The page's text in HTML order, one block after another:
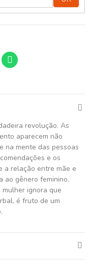
revolução. As
aparecem não
na mente das pessoas
e os
a relação entre mãe e
ao gênero feminino.
ignora que
é fruto de um